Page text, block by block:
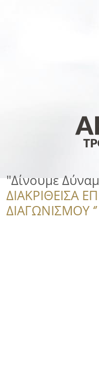
"Δίνουμε
ΔΙΑΚΡΙΘΕΙΣΑ
ΔΙΑΓΩΝΙΣΜΟΥ ‘’